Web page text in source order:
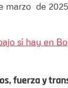
marzo de 2025
sí hay en
fuerza y